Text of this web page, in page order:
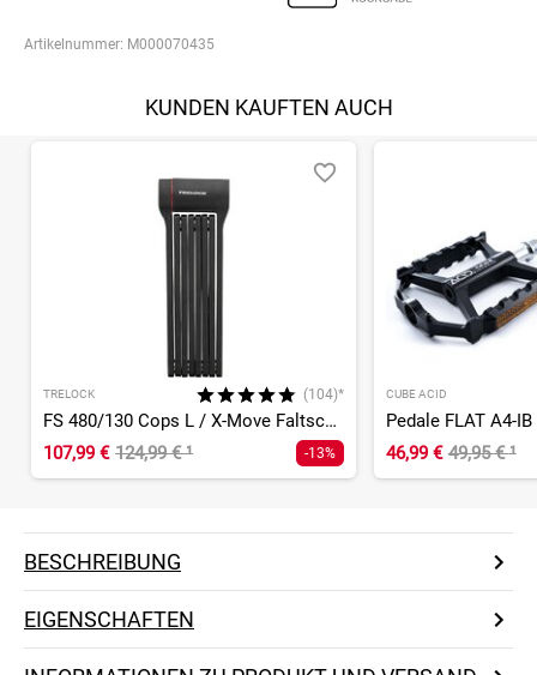
Artikelnummer: M000070435
KUNDEN KAUFTEN AUCH
TRELOCK (104)*
FS 480/130 Cops L / X-Move Faltschloss
107,99 € 124,99 €¹ -13%
CUBE ACID
Pedale FLAT A4-
46,99 € 49,95 €¹
BESCHREIBUNG
EIGENSCHAFTEN